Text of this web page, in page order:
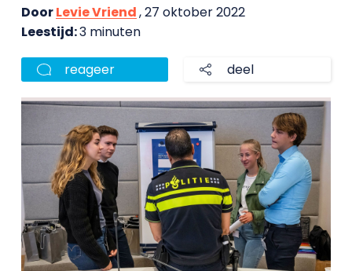
DoorLevie Vriend, 27 oktober 2022
Leestijd:3 minuten
reageer deel